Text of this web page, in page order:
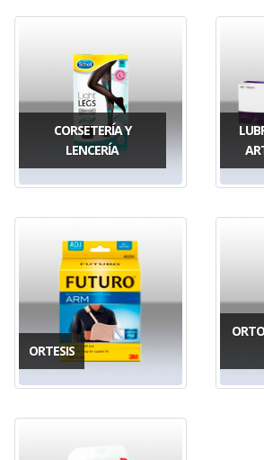
CORSETERÍA Y
LENCERÍA
ORTESIS